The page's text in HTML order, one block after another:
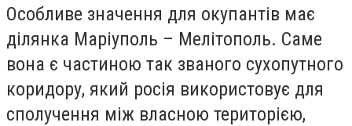
Особливе значення для окупантів має
ділянка Маріуполь – Мелітополь. Саме
вона є частиною так званого сухопутного
коридору, який росія використовує для
сполучення між власною територією,